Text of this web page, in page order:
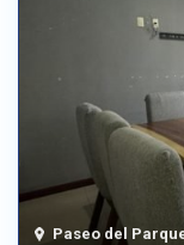
Paseo del